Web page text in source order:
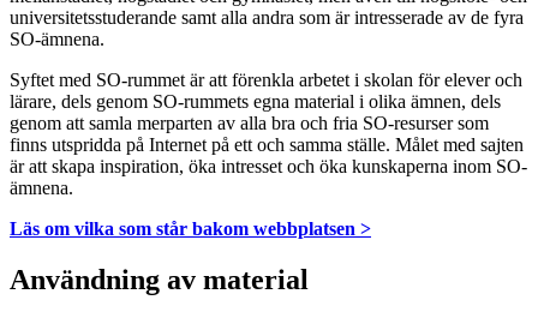
universitetsstuderande samt alla andra som är intresserade av de fyra
SO-ämnena.
Syftet med SO-rummet är att förenkla arbetet i skolan för elever och
lärare, dels genom SO-rummets egna material i olika ämnen, dels
genom att samla merparten av alla bra och fria SO-resurser som
finns utspridda på Internet på ett och samma ställe. Målet med sajten
är att skapa inspiration, öka intresset och öka kunskaperna inom SO-
ämnena.
Läs om vilka som står bakom webbplatsen >
Användning av material